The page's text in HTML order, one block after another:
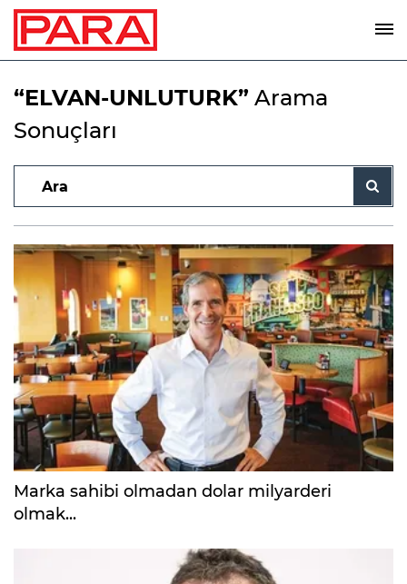
“ELVAN-UNLUTURK” Arama
Sonuçları
Marka sahibi olmadan dolar milyarderi
olmak...